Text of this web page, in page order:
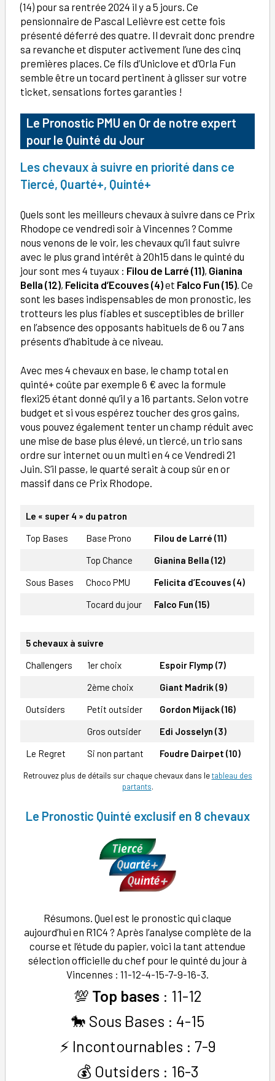
(14) pour sa rentrée 2024 il y a 5 jours. Ce
pensionnaire de Pascal Lelièvre est cette fois
présenté déferré des quatre. Il devrait donc prendre
sa revanche et disputer activement l’une des cinq
premières places. Ce fils d’Uniclove et d’Orla Fun
semble être un tocard pertinent à glisser sur votre
ticket, sensations fortes garanties !
Le Pronostic PMU en Or de notre expert
pour le Quinté du Jour
Les chevaux à suivre en priorité dans ce
Tiercé, Quarté+, Quinté+
Quels sont les meilleurs chevaux à suivre dans ce Prix
Rhodope ce vendredi soir à Vincennes ? Comme
nous venons de le voir, les chevaux qu’il faut suivre
avec le plus grand intérêt à 20h15 dans le quinté du
jour sont mes 4 tuyaux : Filou de Larré (11), Gianina
Bella (12), Felicita d’Ecouves (4)et Falco Fun (15). Ce
sont les bases indispensables de mon pronostic, les
trotteurs les plus fiables et susceptibles de briller
en l’absence des opposants habituels de 6 ou 7 ans
présents d’habitude à ce niveau.
Avec mes 4 chevaux en base, le champ total en
quinté+ coûte par exemple 6 € avec la formule
flexi25 étant donné qu’il y a 16 partants. Selon votre
budget et si vous espérez toucher des gros gains,
vous pouvez également tenter un champ réduit avec
une mise de base plus élevé, un tiercé, un trio sans
ordre sur internet ou un multi en 4 ce Vendredi 21
Juin. S’il passe, le quarté serait à coup sûr en or
massif dans ce Prix Rhodope.
Le « super 4 » du patron
Top Bases
Base Prono
Filou de Larré (11)
Top Chance
Gianina Bella (12)
Sous Bases
Choco PMU
Felicita d’Ecouves (4)
Tocard du jour
Falco Fun (15)
5 chevaux à suivre
Challengers
1er choix
Espoir Flymp (7)
2ème choix
Giant Madrik (9)
Outsiders
Petit outsider
Gordon Mijack (16)
Gros outsider
Edi Josselyn (3)
Le Regret
Si non partant Foudre Dairpet (10)
Retrouvez plus de détails sur chaque chevaux dans letableau des
partants.
Le Pronostic Quinté exclusif en 8 chevaux
Résumons. Quel est le pronostic qui claque
aujourd’hui en R1C4 ? Après l’analyse complète de la
course et l’étude du papier, voici la tant attendue
sélection officielle du chef pour le quinté du jour à
Vincennes : 11-12-4-15-7-9-16-3.
💯 Top bases : 11-12
🐎 Sous Bases : 4-15
⚡ Incontournables : 7-9
💰 Outsiders : 16-3